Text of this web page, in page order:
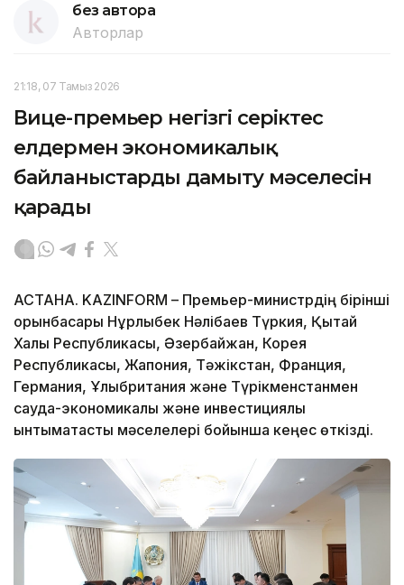
без автора
Авторлар
21:18, 07 Тамыз 2026
Вице-премьер негізгі серіктес
елдермен экономикалық
байланыстарды дамыту мәселесін
қарады
АСТАНА. KAZINFORM – Премьер-министрдің бірінші
орынбасары Нұрлыбек Нәлібаев Түркия, Қытай
Халық Республикасы, Әзербайжан, Корея
Республикасы, Жапония, Тәжікстан, Франция,
Германия, Ұлыбритания және Түрікменстанмен
сауда-экономикалық және инвестициялық
ынтымақтастық мәселелері бойынша кеңес өткізді.